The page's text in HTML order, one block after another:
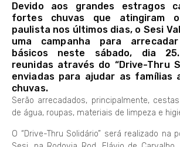
Devido aos grandes estragos
fortes chuvas que atingiram
paulista nos últimos dias, o Sesi
uma campanha para
básicos neste sábado, dia
reunidas através do “Drive-Thru
enviadas para ajudar as famílias
chuvas.
Serão arrecadados, principalmente,
de água, roupas, materiais de limpeza e
O “Drive-Thru Solidário” será realizado na